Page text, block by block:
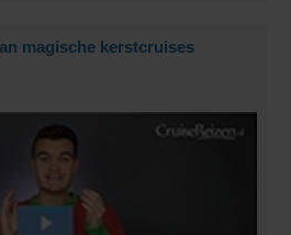
magische kerstcruises